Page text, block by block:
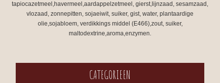
tapiocazetmeel,havermeel,aardappelzetmeel, gierst,lijnzaad, sesamzaad,
vlozaad, zonnepitten, sojaeiwit, suiker, gist, water, plantaardige
olie,sojabloem, verdikkings middel (E466),zout, suiker,
maltodextrine,aroma,enzymen.
CATEGORIEEN